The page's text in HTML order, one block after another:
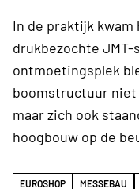
In de praktijk
drukbezochte JMT-
ontmoetingsplek
boomstructuur niet
maar zich ook
hoogbouw op de
EUROSHOP MESSEBAU